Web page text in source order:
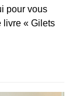
pour vous
livre « Gilets